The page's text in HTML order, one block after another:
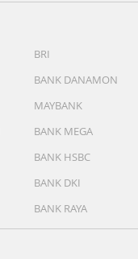
BRI
BANK DANAMON
MAYBANK
BANK MEGA
BANK HSBC
BANK DKI
BANK RAYA